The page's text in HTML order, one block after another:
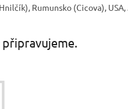
Rumunsko (Cicova),